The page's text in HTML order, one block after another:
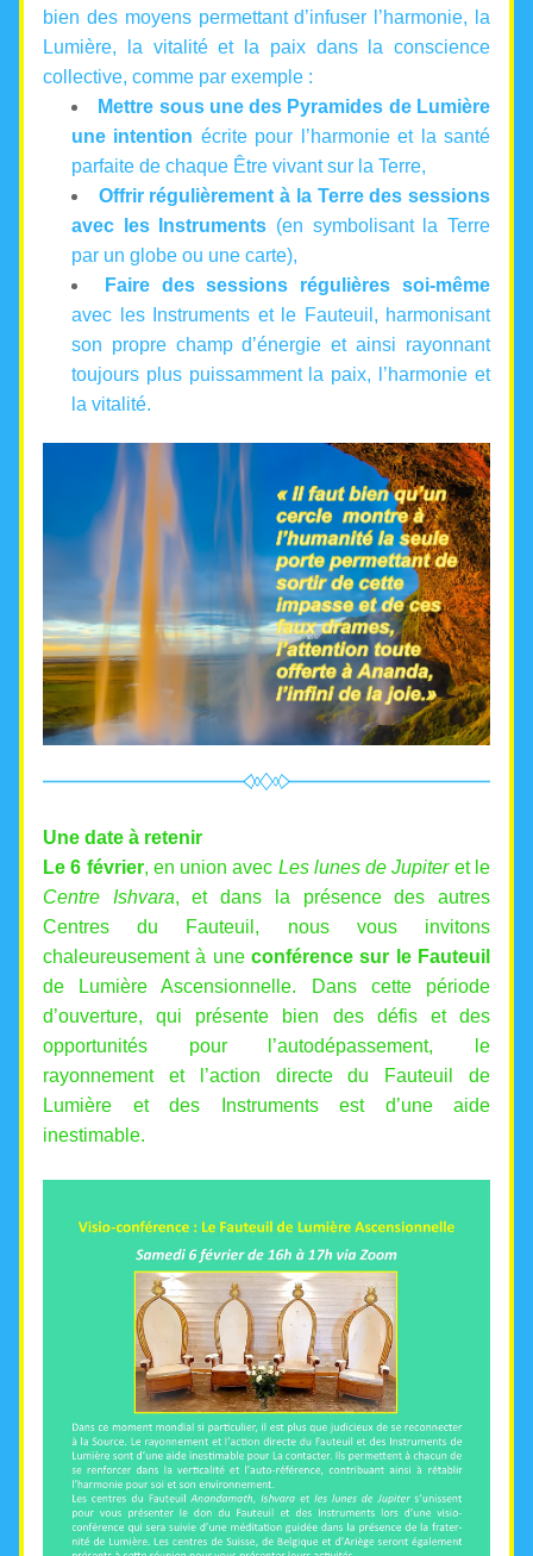
bien des moyens permettant d’infuser l’harmonie, la
Lumière, la vitalité et la paix dans la conscience
collective, comme par exemple :
Mettre sous une des Pyramides de Lumière
une intention écrite pour l’harmonie et la santé
parfaite de chaque Être vivant sur la Terre,
Offrir régulièrement à la Terre des sessions
avec les Instruments (en symbolisant la Terre
par un globe ou une carte),
Faire des sessions régulières soi-même
avec les Instruments et le Fauteuil, harmonisant
son propre champ d’énergie et ainsi rayonnant
toujours plus puissamment la paix, l’harmonie et
la vitalité.
Une date à retenir
Le 6 février, en union avec Les lunes de Jupiter
Centre Ishvara, et dans la présence des autres
Centres du Fauteuil, nous vous invitons
chaleureusement à une
de Lumière Ascensionnelle. Dans cette période
d’ouverture, qui présente bien des défis et des
opportunités pour l’autodépassement, le
rayonnement et l’action directe du Fauteuil de
Lumière et des Instruments est d’une aide
inestimable.